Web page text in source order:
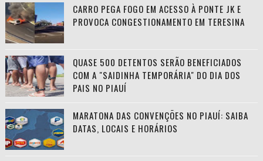
CARRO PEGA FOGO EM ACESSO À PONTE JK E
PROVOCA CONGESTIONAMENTO EM TERESINA
QUASE 500 DETENTOS SERÃO BENEFICIADOS
COM A "SAIDINHA TEMPORÁRIA" DO DIA DOS
PAIS NO PIAUÍ
MARATONA DAS CONVENÇÕES NO PIAUÍ: SAIBA
DATAS, LOCAIS E HORÁRIOS